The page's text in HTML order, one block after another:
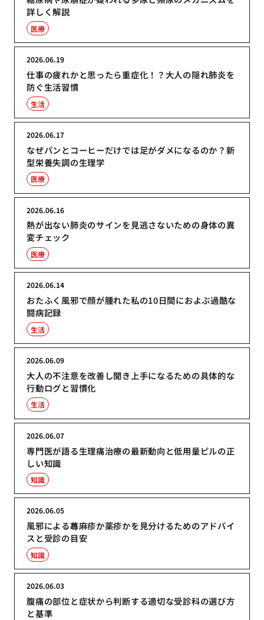
詳しく解説
医療
仕事の疲れかと思ったら重症化！？大人の隠れ肺炎を
防ぐ生活習慣
2026.06.19
生活
なぜパンとコーヒーだけでは足がダメになるのか？新
型栄養失調の生理学
2026.06.17
医療
熱が出ない肺炎のサインを見逃さないための身体の異
変チェック
2026.06.16
医療
おたふく風邪で顔が腫れた私の10日間におよぶ過酷な
闘病記録
2026.06.14
生活
大人の不注意を改善し聞き上手になるための具体的な
行動ログと習慣化
2026.06.09
生活
専門医が語る生理痛治療の最新動向と低用量ピルの正
しい知識
2026.06.07
知識
風邪による蕁麻疹か薬疹かを見分けるためのアドバイ
スと受診の目安
2026.06.05
知識
腹痛の部位と症状から判断する適切な受診科の選び方
と基準
2026.06.03